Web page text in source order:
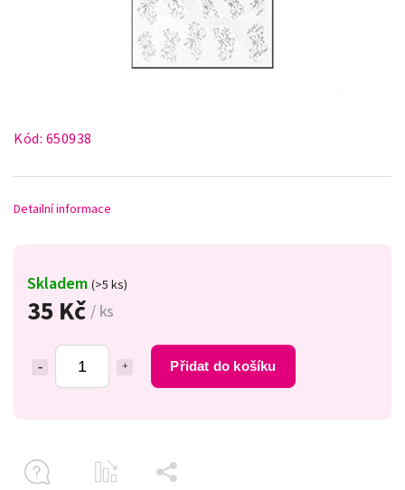
Kód: 650938
35 Kč/ ks
Přidat do košíku
Skladem (>5 ks)
Detailní informace